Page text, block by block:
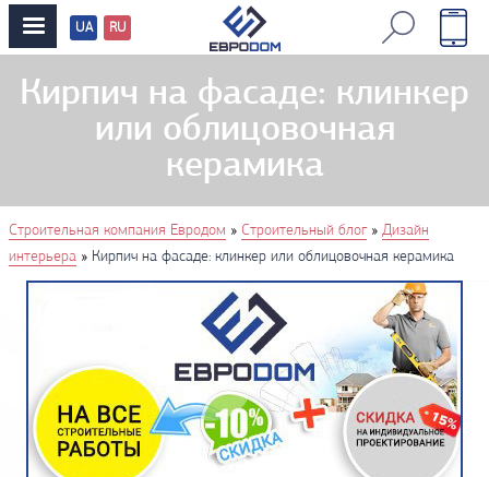
Кирпич на фасаде: клинкер
или облицовочная
керамика
Строительная компания Евродом » Строительный блог » Дизайн
интерьера » Кирпич на фасаде: клинкер или облицовочная керамика
Перевод
UA RU